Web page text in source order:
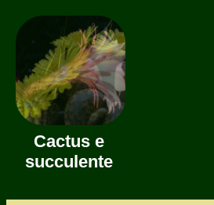
Cactus e
succulente